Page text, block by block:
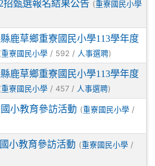
招甄選報名結果公告 (重寮國民小學
鹿草鄉重寮國民小學113學年度
重寮國民小學 / 592 / 人事選聘)
鹿草鄉重寮國民小學113學年度
重寮國民小學 / 457 / 人事選聘)
小教育參訪活動 (重寮國民小學/
小教育參訪活動 (重寮國民小學/